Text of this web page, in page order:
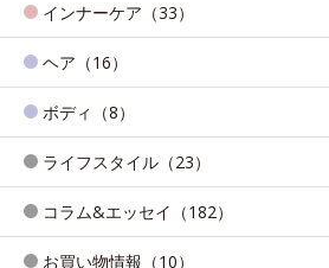
インナーケア（33）
ヘア（16）
ボディ（8）
ライフスタイル（23）
コラム&エッセイ（182）
お買い物情報（10）